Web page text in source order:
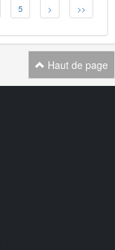
5 > >>
Haut de page